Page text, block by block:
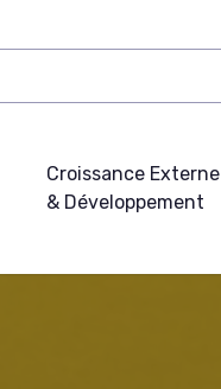
Croissance Externe
& Développement